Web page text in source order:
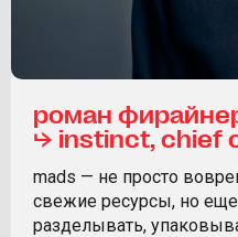
роман
⮡ instinct, chief
mads — не просто
свежие ресурсы, но
разделывать,